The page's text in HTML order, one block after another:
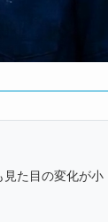
見た目の変化が小